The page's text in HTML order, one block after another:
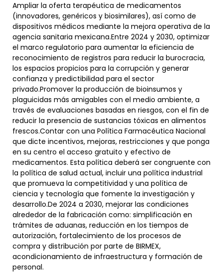
Ampliar la oferta terapéutica de medicamentos
(innovadores, genéricos y biosimilares), así como de
dispositivos médicos mediante la mejora operativa de la
agencia sanitaria mexicana.Entre 2024 y 2030, optimizar
el marco regulatorio para aumentar la eficiencia de
reconocimiento de registros para reducir la burocracia,
los espacios propicios para la corrupción y generar
confianza y predictibilidad para el sector
privado.Promover la producción de bioinsumos y
plaguicidas más amigables con el medio ambiente, a
través de evaluaciones basadas en riesgos, con el fin de
reducir la presencia de sustancias tóxicas en alimentos
frescos.Contar con una Política Farmacéutica Nacional
que dicte incentivos, mejoras, restricciones y que ponga
en su centro el acceso gratuito y efectivo de
medicamentos. Esta política deberá ser congruente con
la política de salud actual, incluir una política industrial
que promueva la competitividad y una política de
ciencia y tecnología que fomente la investigación y
desarrollo.De 2024 a 2030, mejorar las condiciones
alrededor de la fabricación como: simplificación en
trámites de aduanas, reducción en los tiempos de
autorización, fortalecimiento de los procesos de
compra y distribución por parte de BIRMEX,
acondicionamiento de infraestructura y formación de
personal.